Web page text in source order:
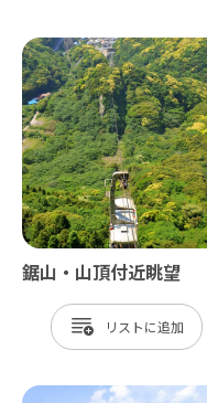
鋸山・山頂付近眺望
リスト